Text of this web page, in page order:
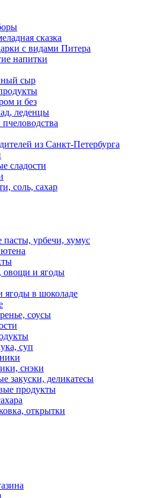
сказка
с видами Питера
напитки
сыр
и без
леденцы
из Санкт-Петербурга
сладости
соль, сахар
пасты, урбечи, хумус
овощи и ягоды
в шоколаде
соусы
суп
снэки
закуски, деликатесы
продукты
открытки